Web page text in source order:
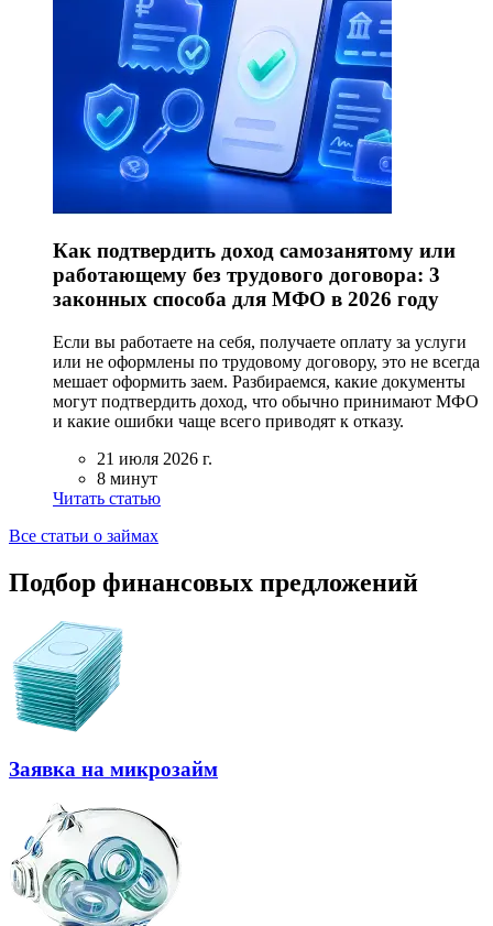
Как подтвердить доход самозанятому или
работающему без трудового договора: 3
законных способа для МФО в 2026 году
Если вы работаете на себя, получаете оплату за услуги
или не оформлены по трудовому договору, это не всегда
мешает оформить заем. Разбираемся, какие документы
могут подтвердить доход, что обычно принимают МФО
и какие ошибки чаще всего приводят к отказу.
21 июля 2026 г.
8 минут
Читать статью
Все статьи о займах
Подбор финансовых предложений
Заявка на микрозайм